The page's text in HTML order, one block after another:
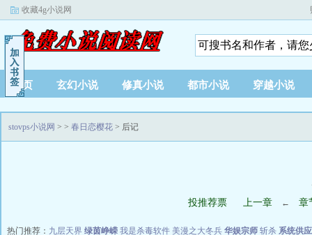
收藏4g小说网
首页 玄幻小说 修真小说 都市小说 穿越小说
stovps小说网 > > 春日恋樱花 > 后记
投推荐票 上一章 ← 章
热门推荐： 九层天界 绿茵峥嵘 我是杀毒软件 美漫之大冬兵 华娱宗师 斩杀 系统供